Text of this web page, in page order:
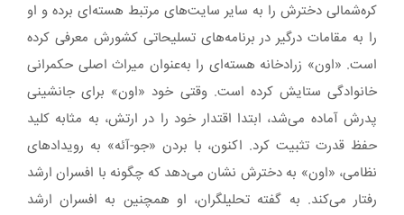
کره‌شمالی دخترش را به سایر سایت‌های مرتبط هسته‌ای برده و او
را به مقامات درگیر در برنامه‌های تسلیحاتی کشورش معرفی کرده
است. «اون» زرادخانه هسته‌ای را به‌عنوان میراث اصلی حکمرانی
خانوادگی ستایش کرده است. وقتی خود «اون» برای جانشینی
پدرش آماده می‌شد، ابتدا اقتدار خود را در ارتش، به مثابه کلید
حفظ قدرت تثبیت کرد. اکنون، با بردن «جو-آئه» به رویدادهای
نظامی، «اون» به دخترش نشان می‌دهد که چگونه با افسران ارشد
رفتار می‌کند. به گفته تحلیلگران، او همچنین به افسران ارشد